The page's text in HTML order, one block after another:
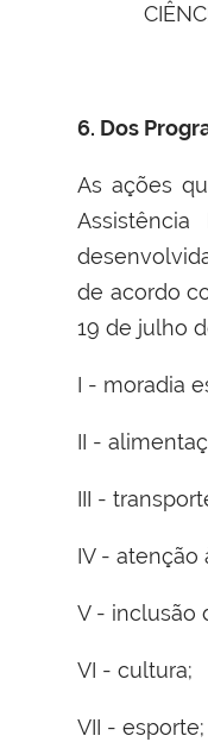
6. Dos
As ações
de acordo
19 de julho
I - moradia
II -
III -
IV - atenção
V - inclusão
VI - cultura;
VII - esporte;